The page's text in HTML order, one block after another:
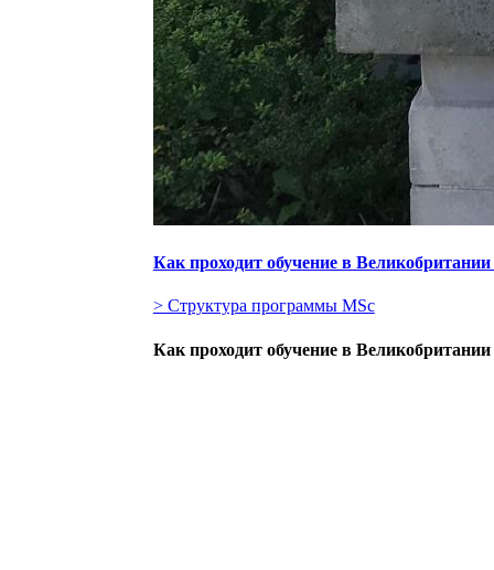
Как проходит обучение в
> Структура программы MSc
Как проходит обучение в